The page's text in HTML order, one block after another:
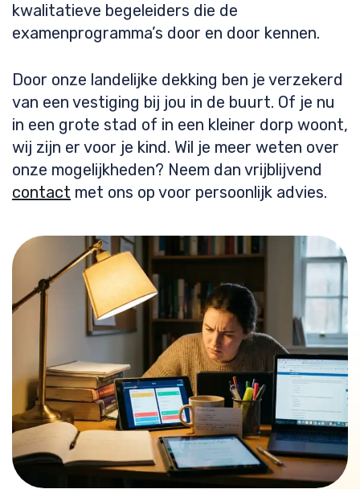
kwalitatieve begeleiders die de
examenprogramma’s door en door kennen.
Door onze landelijke dekking ben je verzekerd
van een vestiging bij jou in de buurt. Of je nu
in een grote stad of in een kleiner dorp woont,
wij zijn er voor je kind. Wil je meer weten over
onze mogelijkheden? Neem dan vrijblijvend
contact met ons op voor persoonlijk advies.